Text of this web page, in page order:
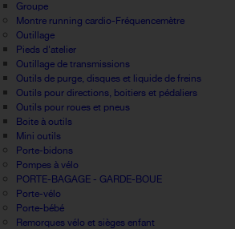
Groupe
Montre running cardio-Fréquencemètre
Outillage
Pieds d'atelier
Outillage de transmissions
Outils de purge, disques et liquide de freins
Outils pour directions, boitiers et pédaliers
Outils pour roues et pneus
Boite à outils
Mini outils
Porte-bidons
Pompes à vélo
PORTE-BAGAGE - GARDE-BOUE
Porte-vélo
Porte-bébé
Remorques vélo et sièges enfant